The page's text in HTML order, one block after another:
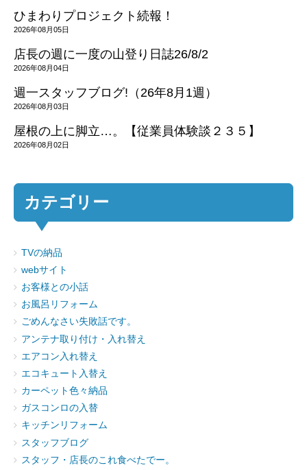
ひまわりプロジェクト続報！
2026年08月05日
店長の週に一度の山登り日誌26/8/2
2026年08月04日
週一スタッフブログ!（26年8月1週）
2026年08月03日
屋根の上に脚立…。【従業員体験談２３５】
2026年08月02日
カテゴリー
TVの納品
webサイト
お客様との小話
お風呂リフォーム
ごめんなさい失敗話です。
アンテナ取り付け・入れ替え
エアコン入れ替え
エコキュート入替え
カーペット色々納品
ガスコンロの入替
キッチンリフォーム
スタッフブログ
スタッフ・店長のこれ食べたでー。